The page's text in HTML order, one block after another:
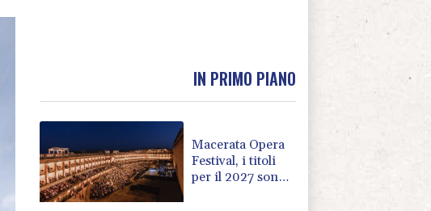
IN PRIMO PIANO
Macerata Opera
Festival, i titoli
per il 2027 sono